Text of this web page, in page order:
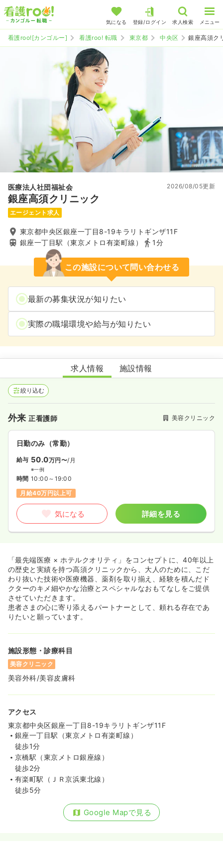
気になる 登録/ログイン 求人検索 メニュー
看護roo![カンゴルー] 看護roo! 転職 東京都 中央区 銀座高須ク
医療法人社団福祉会
銀座高須クリニック
2026/08/05更新
エージェント求人
東京都中央区銀座一丁目8-19キラリトギンザ11F
銀座一丁目駅（東京メトロ有楽町線）
1分
この施設について問い合わせる
最新の募集状況が知りたい
実際の職場環境や給与が知りたい
銀座高須クリニック
求人情報 施設情報
絞り込む
外来正看護師 美容クリニック
日勤のみ（常勤）
給与 50.0万円〜/月
※一例
時間 10:00～19:00
月給40万円以上可
気になる 詳細を見る
「最先端医療 × ホテルクオリティ」をコンセプトに、40年以上
の歴史と実績を持つ高須クリニックから、大人のために、こだ
わり抜いた技術や医療機器、薬剤を取り揃え、経験を積んだド
クターのキメ細やかな治療とスペシャルなおもてなしをご提供
させていただきます。
患者さまの心に寄り添えるパートナーとして、頼れる存在であ
りたいと願っています。
施設形態・診療科目
美容クリニック
美容外科/美容皮膚科
アクセス
東京都中央区銀座一丁目8-19キラリトギンザ11F
銀座一丁目駅（東京メトロ有楽町線）
徒歩1分
京橋駅（東京メトロ銀座線）
徒歩2分
有楽町駅（ＪＲ京浜東北線）
徒歩5分
Google Mapで見る